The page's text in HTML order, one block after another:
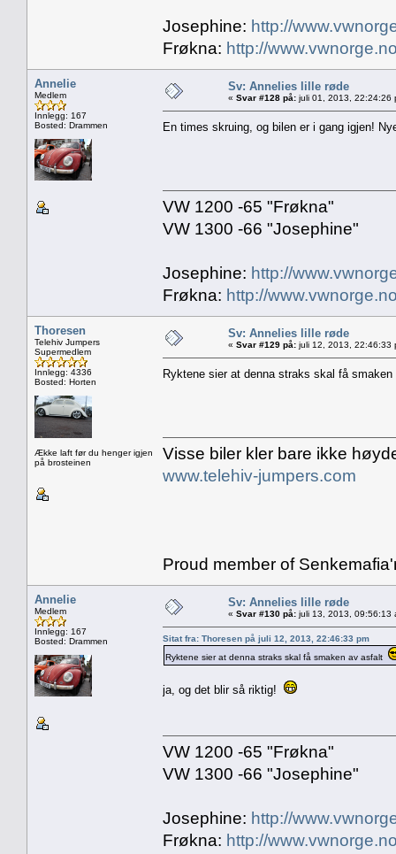
Josephine: http://
Frøkna: http://
Annelie
Medlem
Innlegg: 167
Bosted: Drammen
Sv: Annelies lille røde
« Svar #128 på: juli 01, 2013, 22:24:26
En times skruing, og bilen er i gang igjen!
VW 1200 -65 "Frøkna"
VW 1300 -66 "Josephine"
Josephine: http://
Frøkna: http://
Thoresen
Telehiv Jumpers
Supermedlem
Innlegg: 4336
Bosted: Horten
Ække laft før du henger igjen
på brosteinen
Sv: Annelies lille røde
« Svar #129 på: juli 12, 2013, 22:46:33
Ryktene sier at denna straks skal få
Visse biler kler bare ikke
www.telehiv-jumpers.com
Proud member of
Annelie
Medlem
Innlegg: 167
Bosted: Drammen
Sv: Annelies lille røde
« Svar #130 på: juli 13, 2013, 09:56:13
Sitat fra: Thoresen på juli 12, 2013, 22:46:33 pm
Ryktene sier at denna straks skal få smaken av asfalt
ja, og det blir så riktig!
VW 1200 -65 "Frøkna"
VW 1300 -66 "Josephine"
Josephine: http://
Frøkna: http://